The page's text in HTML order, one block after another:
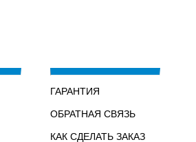
ГАРАНТИЯ
ОБРАТНАЯ СВЯЗЬ
КАК СДЕЛАТЬ ЗАКАЗ